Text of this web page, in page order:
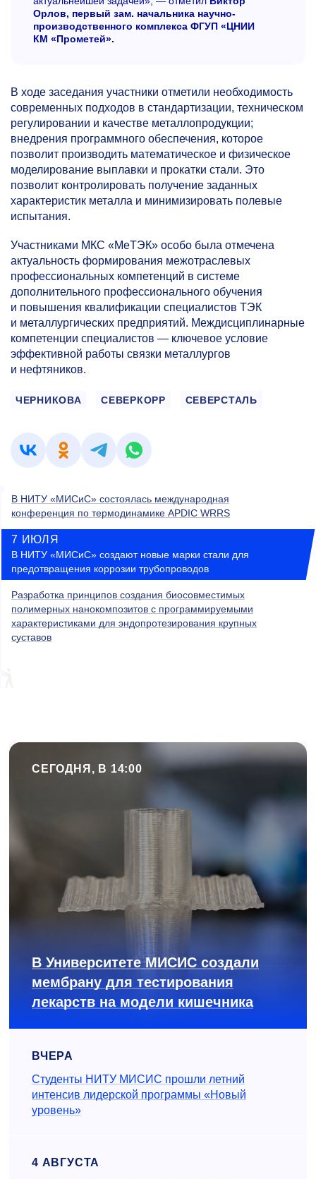
Орлов, первый зам. начальника научно-
производственного комплекса ФГУП «ЦНИИ
КМ «Прометей».
В ходе заседания участники отметили необходимость
современных подходов в стандартизации, техническом
регулировании и качестве металлопродукции;
внедрения программного обеспечения, которое
позволит производить математическое и физическое
моделирование выплавки и прокатки стали. Это
позволит контролировать получение заданных
характеристик металла и минимизировать полевые
испытания.
Участниками МКС «МеТЭК» особо была отмечена
актуальность формирования межотраслевых
профессиональных компетенций в системе
дополнительного профессионального обучения
и повышения квалификации специалистов ТЭК
и металлургических предприятий. Междисциплинарные
компетенции специалистов — ключевое условие
эффективной работы связки металлургов
и нефтяников.
ЧЕРНИКОВА СЕВЕРКОРР СЕВЕРСТАЛЬ
В НИТУ «МИСиС» состоялась международная
конференция по термодинамике APDIC WRRS
7 ИЮЛЯ
В НИТУ «МИСиС» создают новые марки стали для
предотвращения коррозии трубопроводов
Разработка принципов создания биосовместимых
полимерных нанокомпозитов с программируемыми
характеристиками для эндопротезирования крупных
суставов
СЕГОДНЯ, В 14:00
В Университете МИСИС создали
мембрану для тестирования
лекарств на модели кишечника
ВЧЕРА
Студенты НИТУ МИСИС прошли летний
интенсив лидерской программы «Новый
уровень»
4 АВГУСТА